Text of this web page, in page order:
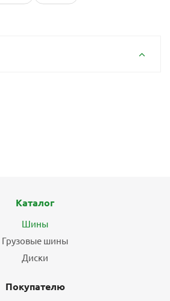
Каталог
Шины
Грузовые шины
Диски
Покупателю